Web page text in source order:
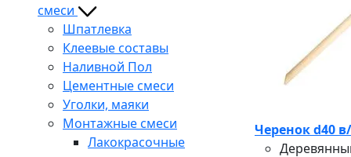
смеси
Шпатлевка
Клеевые составы
Наливной Пол
Цементные смеси
Уголки, маяки
Монтажные смеси
Лакокрасочные
Черенок d40